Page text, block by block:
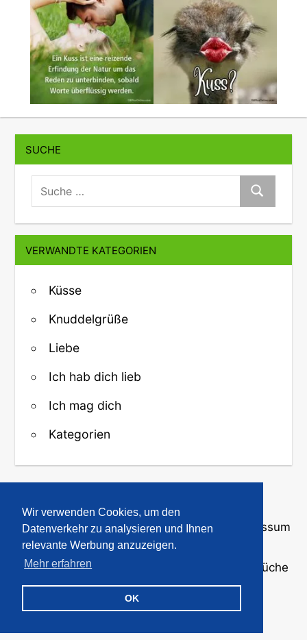
Wir verwenden Cookies, um den
Datenverkehr zu analysieren und Ihnen
relevante Werbung anzuzeigen.
Mehr erfahren
OK
SUCHE
suche:
Suche
VERWANDTE KATEGORIEN
Küsse
Knuddelgrüße
Liebe
Ich hab dich lieb
Ich mag dich
Kategorien
↑ Zurück zum Anfang
Über uns·Kontakt·Datenschutz Impressum
© 2008-2026
· Bilder und Sprüche
für WhatsApp und Profile